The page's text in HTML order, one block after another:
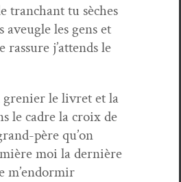
tran­chant tu sèch­es
aveu­gle les gens et
ras­sure j’at­tends le
gre­nier le livret et la
le cadre la croix de
père qu’on
moi la dernière
m’endormir